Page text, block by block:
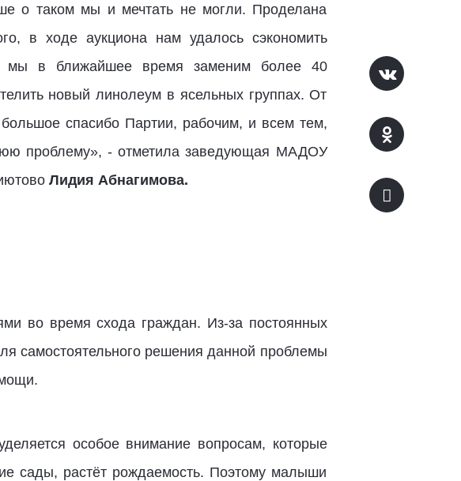
о таком мы и мечтать не могли. Проделана
в ходе аукциона нам удалось сэкономить
мы в ближайшее время заменим более 40
новый линолеум в ясельных группах. От
спасибо Партии, рабочим, и всем тем,
проблему», - отметила заведующая МАДОУ
Лидия Абнагимова.
во время схода граждан. Из-за постоянных
самостоятельного решения данной проблемы
особое внимание вопросам, которые
сады, растёт рождаемость. Поэтому малыши